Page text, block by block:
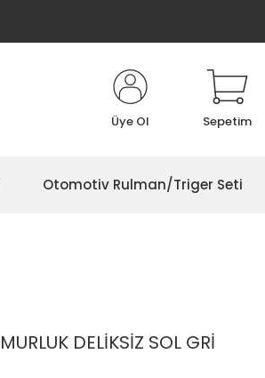
Üye Ol Sepetim
Otomotiv Rulman/Triger Seti
DELİKSİZ SOL GRİ